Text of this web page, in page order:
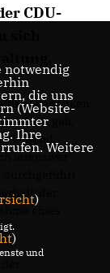
CDU-
sich
Bedenken
gab,
intensiver
der
eines
notwendig
die uns
(Website-
Ihre
Weitere
)
)
und